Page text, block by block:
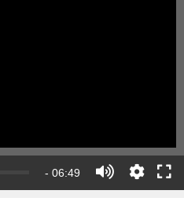
- 06:49